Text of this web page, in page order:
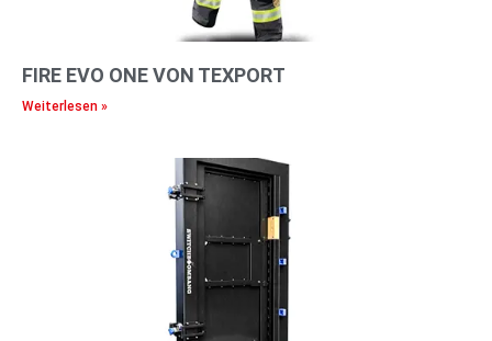
FIRE EVO ONE VON TEXPORT
Weiterlesen »